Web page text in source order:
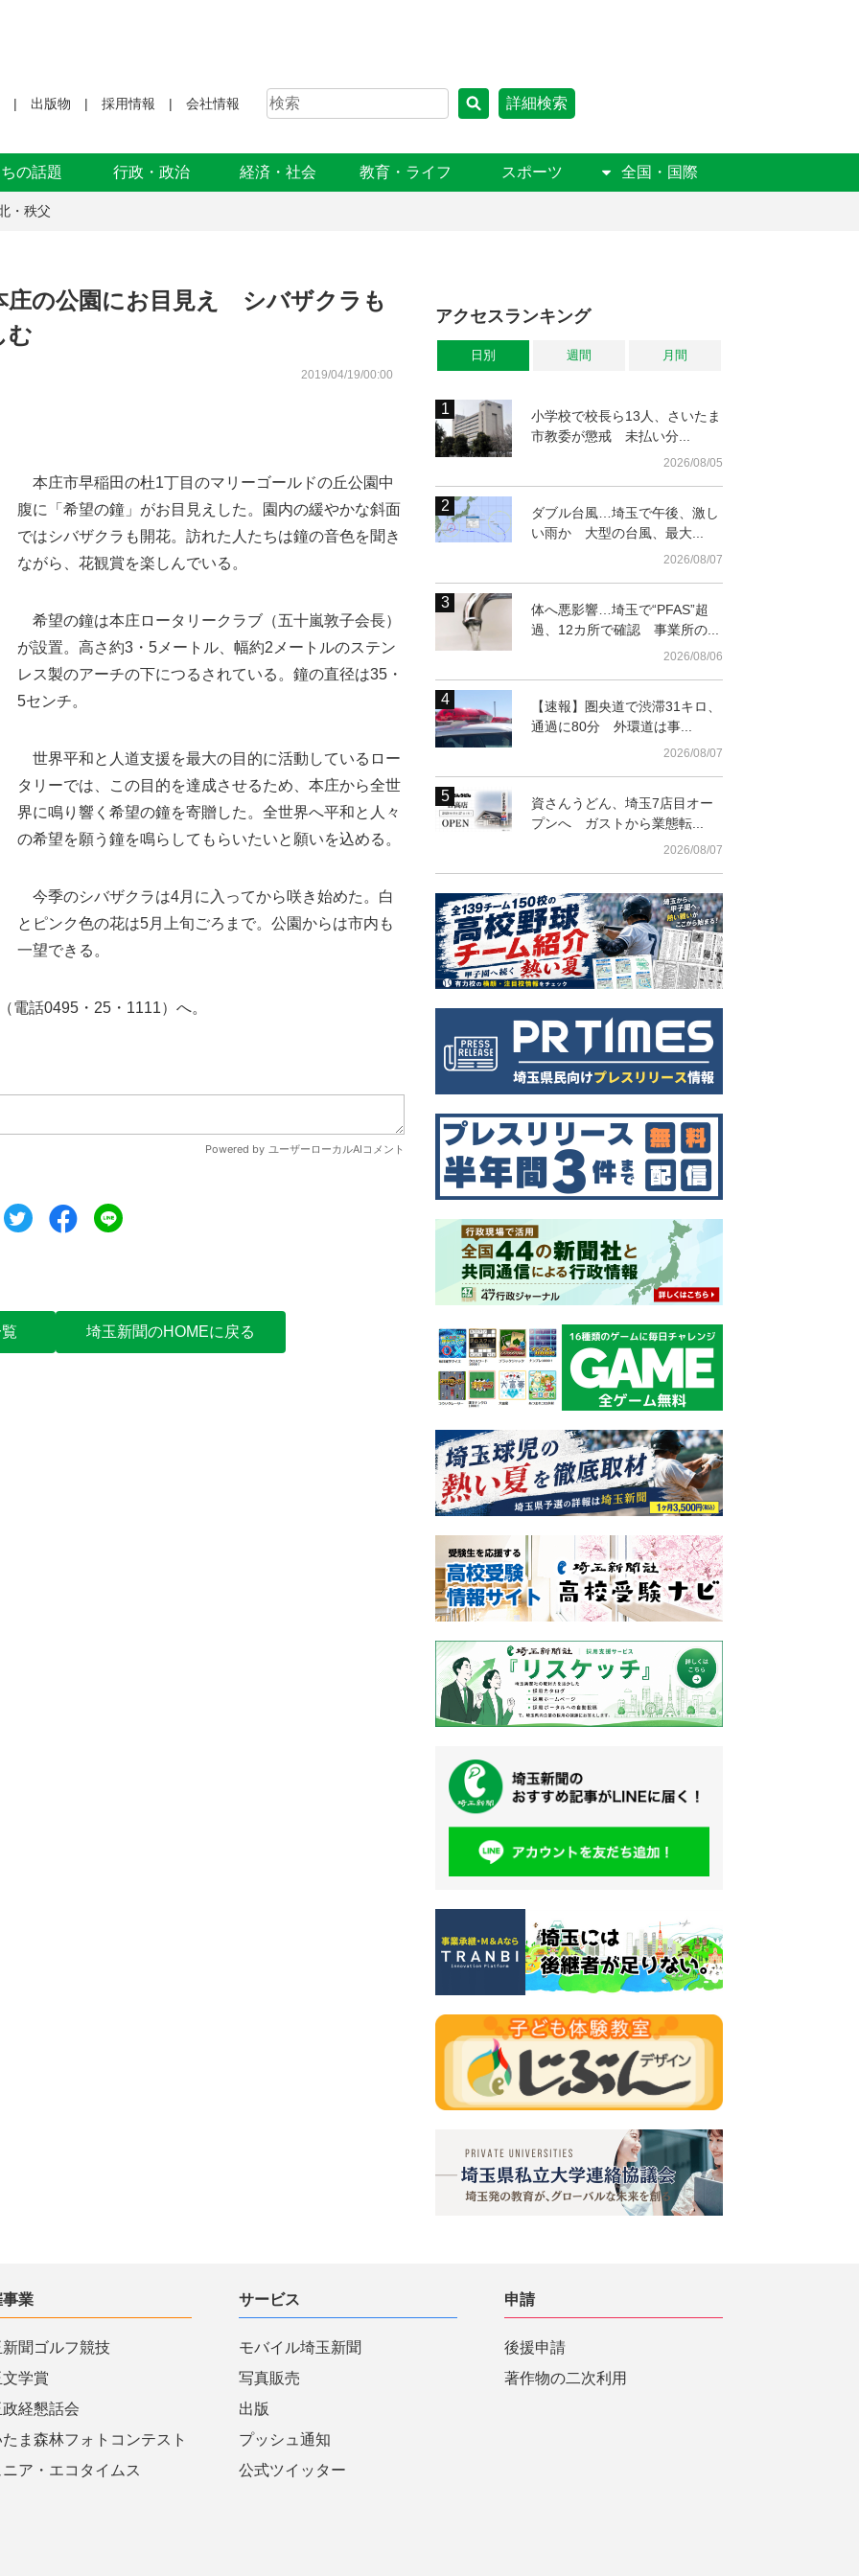
出版物 採用情報 会社情報 詳細検索
ちの話題 行政・政治 経済・社会 教育・ライフ スポーツ 全国・国際
・秩父
庄の公園にお目見え シバザクラも
む
2019/04/19/00:00
本庄市早稲田の杜1丁目のマリーゴールドの丘公園中
腹に「希望の鐘」がお目見えした。園内の緩やかな斜面
ではシバザクラも開花。訪れた人たちは鐘の音色を聞き
ながら、花観賞を楽しんでいる。
希望の鐘は本庄ロータリークラブ（五十嵐敦子会長）
が設置。高さ約3・5メートル、幅約2メートルのステン
レス製のアーチの下につるされている。鐘の直径は35・
5センチ。
世界平和と人道支援を最大の目的に活動しているロー
タリーでは、この目的を達成させるため、本庄から全世
界に鳴り響く希望の鐘を寄贈した。全世界へ平和と人々
の希望を願う鐘を鳴らしてもらいたいと願いを込める。
今季のシバザクラは4月に入ってから咲き始めた。白
とピンク色の花は5月上旬ごろまで。公園からは市内も
一望できる。
話0495・25・1111）へ。
ツイートシェア
埼玉新聞のHOMEに戻る
アクセスランキング
日別 週間 月間
小学校で校長ら13人、さいたま
市教委が懲戒 未払い分...
2026/08/05
ダブル台風…埼玉で午後、激し
い雨か 大型の台風、最大...
2026/08/07
体へ悪影響…埼玉で“PFAS”超
過、12カ所で確認 事業所の...
2026/08/06
【速報】圏央道で渋滞31キロ、
通過に80分 外環道は事...
2026/08/07
資さんうどん、埼玉7店目オー
プンへ ガストから業態転...
2026/08/07
事業
聞ゴルフ競技
学賞
経懇話会
たま森林フォトコンテスト
ニア・エコタイムス
サービス
モバイル埼玉新聞
写真販売
出版
プッシュ通知
公式ツイッター
申請
後援申請
著作物の二次利用